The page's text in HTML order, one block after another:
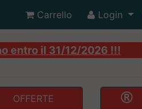
Carrello Login
entro il 31/12/2026 !!!
OFFERTE